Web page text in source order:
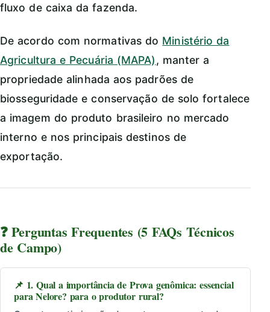
fluxo de caixa da fazenda.
De acordo com normativas do Ministério da
Agricultura e Pecuária (MAPA), manter a
propriedade alinhada aos padrões de
biosseguridade e conservação de solo fortalece
a imagem do produto brasileiro no mercado
interno e nos principais destinos de
exportação.
❓ Perguntas Frequentes (5 FAQs Técnicos
de Campo)
📌 1. Qual a importância de Prova genômica: essencial
para Nelore? para o produtor rural?